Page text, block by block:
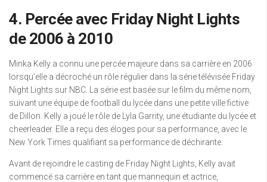
4. Percée avec Friday Night Lights
de 2006 à 2010
Minka Kelly a connu une percée majeure dans sa carrière en 2006
lorsqu’elle a décroché un rôle régulier dans la série télévisée Friday
Night Lights sur NBC. La série est basée sur le film du même nom,
suivant une équipe de football du lycée dans une petite ville fictive
de Dillon. Kelly a joué le rôle de Lyla Garrity, une étudiante du lycée et
cheerleader. Elle a reçu des éloges pour sa performance, avec le
New York Times qualifiant sa performance de déchirante.
Avant de rejoindre le casting de Friday Night Lights, Kelly avait
commencé sa carrière en tant que mannequin et actrice,